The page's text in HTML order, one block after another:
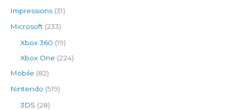
Impressions (31)
Microsoft (233)
Xbox 360 (19)
Xbox One (224)
Mobile (82)
Nintendo (519)
3DS (28)